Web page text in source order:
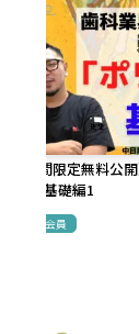
【期間限定無料公
ン酸基礎編1
無料会員